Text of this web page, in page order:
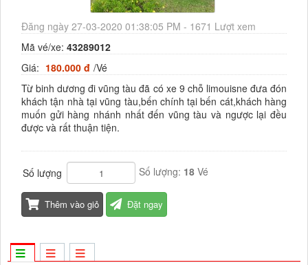
Đăng ngày 27-03-2020 01:38:05 PM - 1671 Lượt xem
Mã vé/xe: 43289012
Giá: 180.000 đ /Vé
Từ binh dương đi vũng tàu đã có xe 9 chỗ limouisne đưa đón
khách tận nhà tại vũng tàu,bến chính tại bến cát,khách hàng
muốn gửi hàng nhánh nhất đến vũng tàu và ngược lại đều
được và rất thuận tiện.
Số lượng Số lượng: 18 Vé
Thêm vào giỏ Đặt ngay